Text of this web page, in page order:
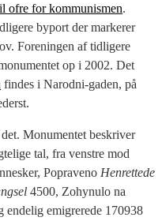
ofre for kommunismen.
byport der markerer
Foreningen af tidligere
op i 2002. Det
findes i Narodni-gaden, på
Monumentet beskriver
tal, fra venstre mod
Popraveno Henrettede
4500, Zohynulo na
endelig emigrerede 170938